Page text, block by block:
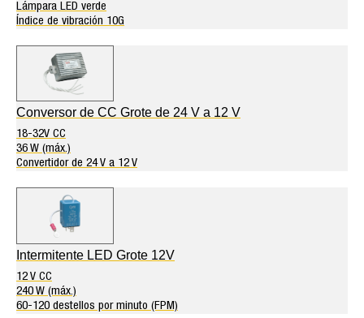
Lámpara LED verde
Índice de vibración 10G
Conversor de CC Grote de 24 V a 12 V
18-32V CC
36 W (máx.)
Convertidor de 24 V a 12 V
Intermitente LED Grote 12V
12 V CC
240 W (máx.)
60-120 destellos por minuto (FPM)